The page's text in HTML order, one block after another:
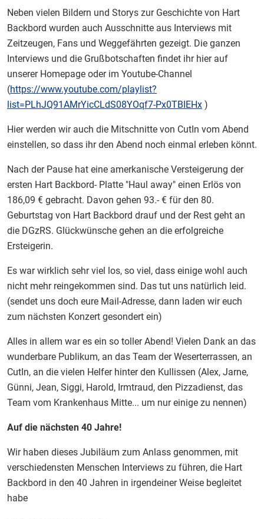
Neben vielen Bildern und Storys zur Geschichte von Hart
Backbord wurden auch Ausschnitte aus Interviews mit
Zeitzeugen, Fans und Weggefährten gezeigt. Die ganzen
Interviews und die Grußbotschaften findet ihr hier auf
unserer Homepage oder im Youtube-Channel
(https://www.youtube.com/playlist?
list=PLhJQ91AMrYicCLdS08YOqf7-Px0TBIEHx )
Hier werden wir auch die Mitschnitte von CutIn vom Abend
einstellen, so dass ihr den Abend noch einmal erleben könnt.
Nach der Pause hat eine amerkanische Versteigerung der
ersten Hart Backbord- Platte "Haul away" einen Erlös von
186,09 € gebracht. Davon gehen 93.- € für den 80.
Geburtstag von Hart Backbord drauf und der Rest geht an
die DGzRS. Glückwünsche gehen an die erfolgreiche
Ersteigerin.
Es war wirklich sehr viel los, so viel, dass einige wohl auch
nicht mehr reingekommen sind. Das tut uns natürlich leid.
(sendet uns doch eure Mail-Adresse, dann laden wir euch
zum nächsten Konzert gesondert ein)
Alles in allem war es ein so toller Abend! Vielen Dank an das
wunderbare Publikum, an das Team der Weserterrassen, an
CutIn, an die vielen Helfer hinter den Kullissen (Alex, Jarne,
Günni, Jean, Siggi, Harold, Irmtraud, den Pizzadienst, das
Team vom Krankenhaus Mitte... um nur einige zu nennen)
Auf die nächsten 40 Jahre!
Wir haben dieses Jubiläum zum Anlass genommen, mit
verschiedensten Menschen Interviews zu führen, die Hart
Backbord in den 40 Jahren in irgendeiner Weise begleitet
habe